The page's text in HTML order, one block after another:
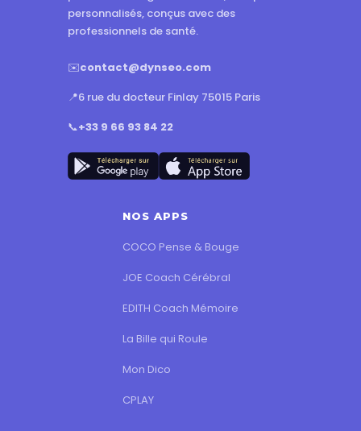
personnalisés, conçus avec des
professionnels de santé.
✉️contact@dynseo.com
📍6 rue du docteur Finlay 75015 Paris
📞+33 9 66 93 84 22
NOS APPS
COCO Pense & Bouge
JOE Coach Cérébral
EDITH Coach Mémoire
La Bille qui Roule
Mon Dico
CPLAY